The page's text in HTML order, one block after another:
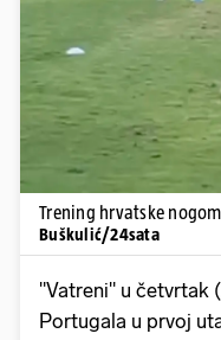
Trening hrvatske
Buškulić/24sata
"Vatreni" u četvrtak
Portugala u prvoj